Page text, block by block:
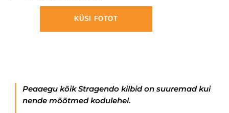
KÜSI FOTOT
Peaaegu kõik Stragendo kilbid on suuremad kui
nende mõõtmed kodulehel.